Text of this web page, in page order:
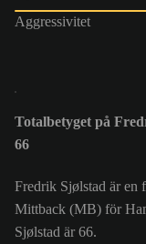
Aggressivitet
Totalbetyget på
66
Fredrik Sjølstad är en
Mittback (MB) för
Sjølstad är 66.